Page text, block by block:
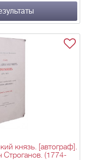
князь. [автограф].
Строганов. (1774-